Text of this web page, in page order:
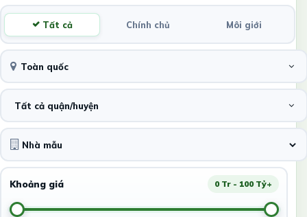
Tất cả Chính chủ Môi giới
Toàn quốc
Tất cả quận/huyện
Khoảng giá 0 Tr - 100 Tỷ+